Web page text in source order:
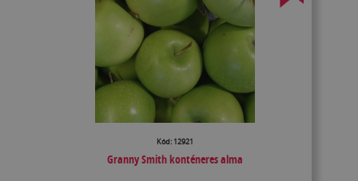
Kód: 12921
Granny Smith konténeres alma